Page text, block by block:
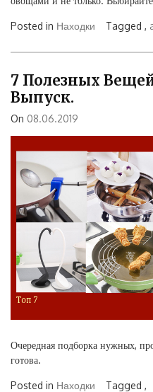
Posted in Находки Tagged ,
7 Полезных
Выпуск.
On 08.06.2019
Очередная подборка нужных,
готова.
Posted in Находки
Tagged ,